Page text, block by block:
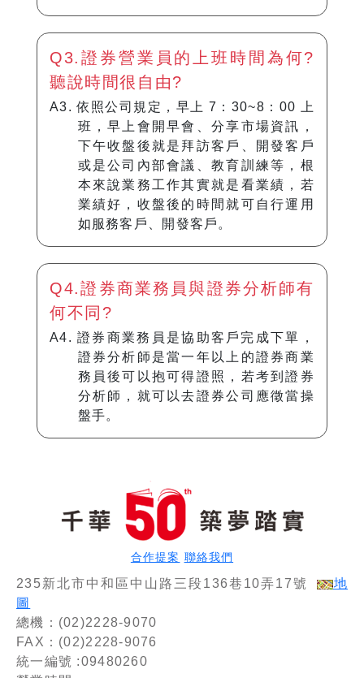
Q3.證券營業員的上班時間為何?
聽說時間很自由?
A3. 依照公司規定，早上 7：30~8：00 上
班，早上會開早會、分享市場資訊，
下午收盤後就是拜訪客戶、開發客戶
或是公司內部會議、教育訓練等，根
本來說業務工作其實就是看業績，若
業績好，收盤後的時間就可自行運用
如服務客戶、開發客戶。
Q4.證券商業務員與證券分析師有
何不同?
A4. 證券商業務員是協助客戶完成下單，
證券分析師是當一年以上的證券商業
務員後可以抱可得證照，若考到證券
分析師，就可以去證券公司應徵當操
盤手。
合作提案 聯絡我們
235新北市中和區中山路三段136巷10弄17號
地
圖
總機：(02)2228-9070
FAX：(02)2228-9076
統一編號 :09480260